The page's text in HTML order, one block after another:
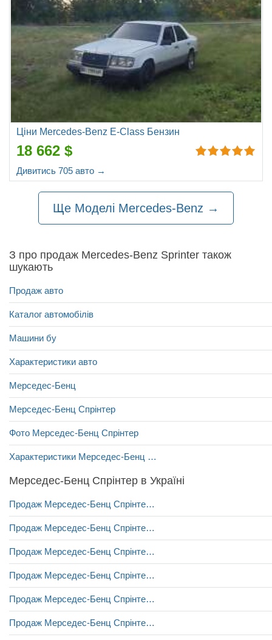
Ціни Mercedes-Benz E-Class Бензин
18 662 $
Дивитись 705 авто →
Ще Моделі Mercedes-Benz →
З про продаж Mercedes-Benz Sprinter також
шукають
Продаж авто
Каталог автомобілів
Машини бу
Характеристики авто
Мерседес-Бенц
Мерседес-Бенц Спрінтер
Фото Мерседес-Бенц Спрінтер
Характеристики Мерседес-Бенц Спрінтер
Мерседес-Бенц Спрінтер в Україні
Продаж Мерседес-Бенц Спрінтер у Івано-Франківську
Продаж Мерседес-Бенц Спрінтер у Вінниці
Продаж Мерседес-Бенц Спрінтер у Дніпрі
Продаж Мерседес-Бенц Спрінтер у Житомирі
Продаж Мерседес-Бенц Спрінтер у Запоріжжі
Продаж Мерседес-Бенц Спрінтер у Києві